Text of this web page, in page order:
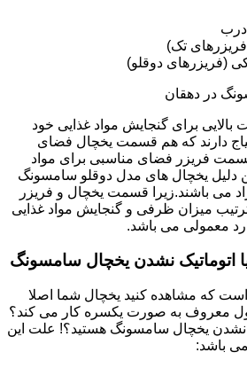
درب
تک)
(فریزرهای دوقلو)
در دهقان
بالایی برای گنجایش مواد غذایی خود
دارند که هم قسمت یخچال فضای
فریزر فضای مناسبی برای مواد
دلیل یخچال های مدل دوقلو سامسونگ
می باشند.زیرا قسمت یخچال و فریزر
ترتیب میزان ظرفی و گنجایش مواد غذایی
معمولی می باشد.
نشدن یخچال سامسونگ
است که مشاهده کنید یخچال شما اصلا
معروف به صورت یکسره کار می کند؟
نشدن یخچال سامسونگ هستید؟! علت این
باشد: